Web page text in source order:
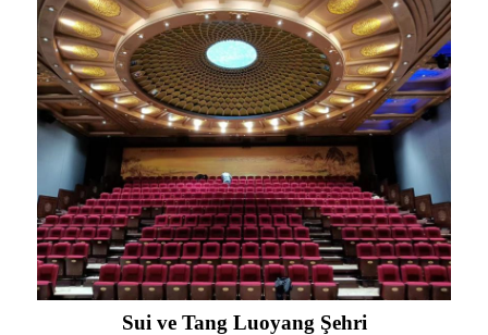
Sui ve Tang Luoyang Şehri